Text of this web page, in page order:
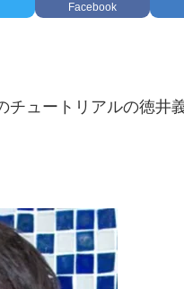
Facebook
チュートリアルの徳井